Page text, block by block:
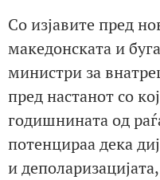
Со изјавите пред
македонската и
министри за
пред настанот со
годишнината од
потенцираа дека
и